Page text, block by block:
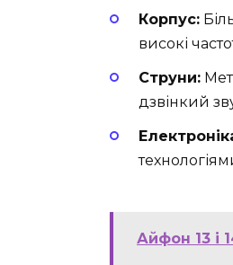
Корпус:
високі
Струни:
дзвінкий
Айфон 13 і